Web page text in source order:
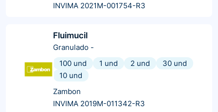
INVIMA 2021M-001754-R3
Fluimucil
Granulado -
100 und
1 und 2 und
30 und
10 und
Zambon
INVIMA 2019M-011342-R3